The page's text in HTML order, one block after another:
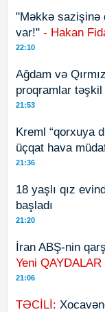
"Məkkə sazişinə
var!" - Hakan
22:10
Ağdam və
proqramlar təşkil
21:53
Kreml “qorxuya
üçqat hava
21:36
18 yaşlı qız
başladı
21:20
İran ABŞ-nin
Yeni QAYDALAR
21:06
TƏCİLİ: